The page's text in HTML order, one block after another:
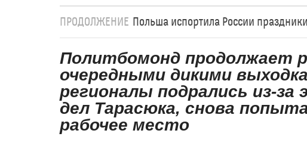
ПРОДОЛЖЕНИЕ Польша испортила России праздники
Политбомонд продолжает
очередными дикими
регионалы подрались из-
дел Тарасюка, снова
рабочее место